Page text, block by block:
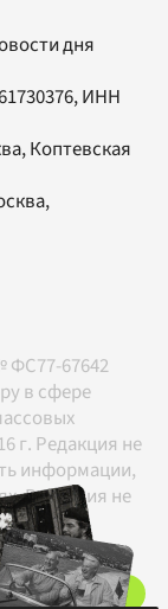
дня
ИНН
Коптевская
,
ФС77-67642
в сфере
г. Редакция не
информации,
Редакция не
с